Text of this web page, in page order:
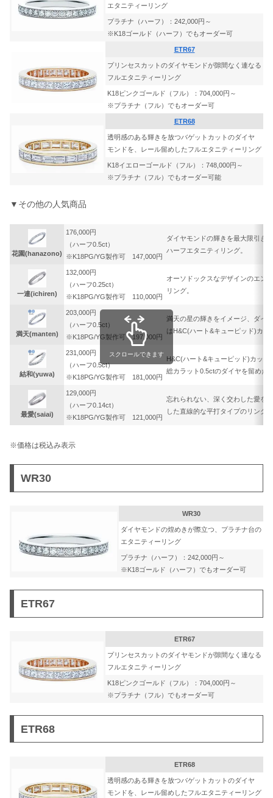
エタニティーリング
プラチナ（ハーフ）：242,000円～
※K18ゴールド（ハーフ）でもオーダー可
ETR67
プリンセスカットのダイヤモンドが隙間なく連なる
フルエタニティーリング
K18ピンクゴールド（フル）：704,000円～
※プラチナ（フル）でもオーダー可
ETR68
透明感のある輝きを放つバゲットカットのダイヤ
モンドを、レール留めしたフルエタニティーリング
K18イエローゴールド（フル）：748,000円～
※プラチナ（フル）でもオーダー可能
▼その他の人気商品
花園(hanazono)
176,000円
（ハーフ0.5ct）
※K18PG/YG製作可 147,000円
ダイヤモンドの輝きを最大限引き
ハーフエタニティリング。
一連(ichiren)
132,000円
（ハーフ0.25ct）
※K18PG/YG製作可 110,000円
オーソドックスなデザインのエン
リング。
満天(manten)
203,000円
（ハーフ0.5ct）
※K18PG/YG製作可 197,000円
満天の星の輝きをイメージ、ダイ
はH&C(ハート&キューピッド)カッ
結和(yuwa)
231,000円
（ハーフ0.5ct）
※K18PG/YG製作可 181,000円
H&C(ハート&キューピッド)カット
総カラット0.5ctのダイヤを留めた
最愛(saiai)
129,000円
（ハーフ0.14ct）
※K18PG/YG製作可 121,000円
忘れられない、深く交わした愛を
した直線的な平打タイプのリング
スクロールできます
※価格は税込み表示
WR30
WR30
ダイヤモンドの煌めきが際立つ、プラチナ台の
エタニティーリング
プラチナ（ハーフ）：242,000円～
※K18ゴールド（ハーフ）でもオーダー可
ETR67
ETR67
プリンセスカットのダイヤモンドが隙間なく連なる
フルエタニティーリング
K18ピンクゴールド（フル）：704,000円～
※プラチナ（フル）でもオーダー可
ETR68
ETR68
透明感のある輝きを放つバゲットカットのダイヤ
モンドを、レール留めしたフルエタニティーリング